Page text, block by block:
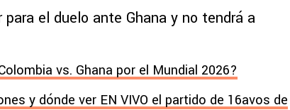
Real Estelí
el duelo ante Ghana y no tendrá a
vs. Ghana por el Mundial 2026?
y dónde ver EN VIVO el partido de 16avos de